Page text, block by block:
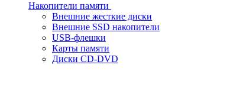
Накопители памяти
Внешние жесткие диски
Внешние SSD накопители
USB-флешки
Карты памяти
Диски CD-DVD